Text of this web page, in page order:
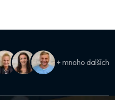
+ mnoho dalších